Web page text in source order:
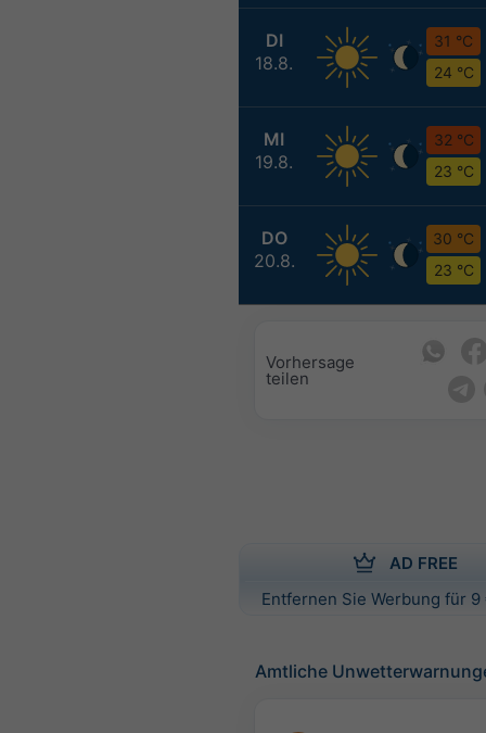
DI
18.8.
31 °C
24 °C
MI
19.8.
32 °C
23 °C
DO
20.8.
30 °C
23 °C
Vorhersage
teilen
AD FREE
Entfernen Sie Werbung für
Amtliche